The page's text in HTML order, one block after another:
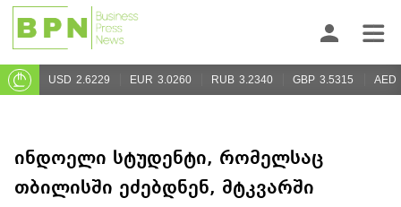
USD 2.6229 EUR 3.0260 RUB 3.2340 GBP 3.5315 AED
ინდოელი სტუდენტი, რომელსაც
თბილისში ეძებდნენ, მტკვარში